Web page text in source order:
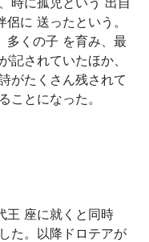
に 送ったという。
多くの子 を育み、最
記されていたほか、
がたくさん残されて
ことになった。
王 座に就くと同時
た。以降ドロテアが